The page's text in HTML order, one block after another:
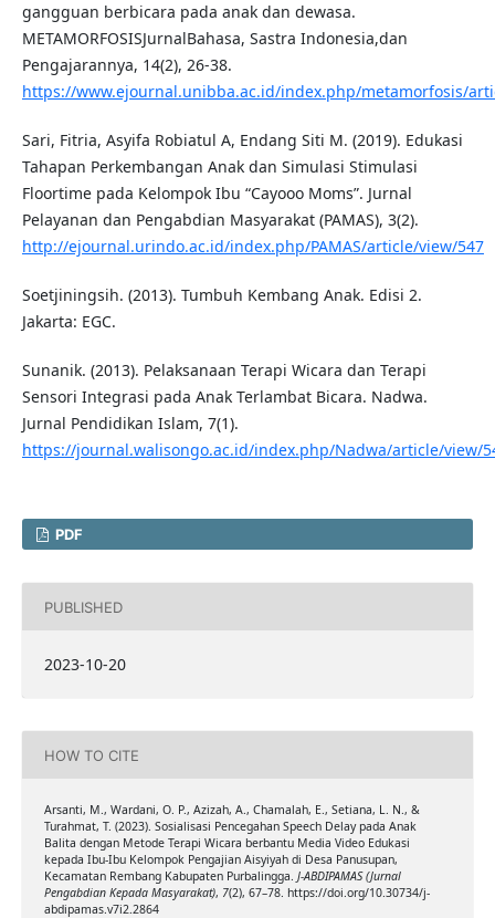
gangguan berbicara pada anak dan dewasa.
METAMORFOSISJurnalBahasa, Sastra Indonesia,dan
Pengajarannya, 14(2), 26-38.
https://www.ejournal.unibba.ac.id/index.php/metamorfosis/
Sari, Fitria, Asyifa Robiatul A, Endang Siti M. (2019). Edukasi
Tahapan Perkembangan Anak dan Simulasi Stimulasi
Floortime pada Kelompok Ibu “Cayooo Moms”. Jurnal
Pelayanan dan Pengabdian Masyarakat (PAMAS), 3(2).
http://ejournal.urindo.ac.id/index.php/PAMAS/article/view/547
Soetjiningsih. (2013). Tumbuh Kembang Anak. Edisi 2.
Jakarta: EGC.
Sunanik. (2013). Pelaksanaan Terapi Wicara dan Terapi
Sensori Integrasi pada Anak Terlambat Bicara. Nadwa.
Jurnal Pendidikan Islam, 7(1).
https://journal.walisongo.ac.id/index.php/Nadwa/article/view/
PDF
PUBLISHED
2023-10-20
HOW TO CITE
Arsanti, M., Wardani, O. P., Azizah, A., Chamalah, E., Setiana, L. N., &
Turahmat, T. (2023). Sosialisasi Pencegahan Speech Delay pada Anak
Balita dengan Metode Terapi Wicara berbantu Media Video Edukasi
kepada Ibu-Ibu Kelompok Pengajian Aisyiyah di Desa Panusupan,
Kecamatan Rembang Kabupaten Purbalingga. J-ABDIPAMAS (Jurnal
Pengabdian Kepada Masyarakat), 7(2), 67–78. https://doi.org/10.30734/j-
abdipamas.v7i2.2864